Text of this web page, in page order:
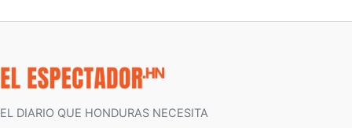
EL DIARIO QUE HONDURAS NECESITA